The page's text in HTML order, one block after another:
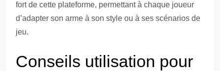
fort de cette plateforme, permettant à chaque joueur
d’adapter son arme à son style ou à ses scénarios de
jeu.
Conseils utilisation pour